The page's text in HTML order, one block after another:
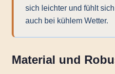
sich leichter und fühlt
auch bei kühlem Wetter.
Material und